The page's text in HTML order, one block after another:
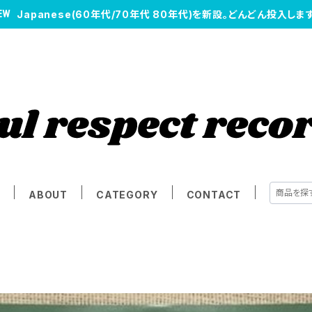
Japanese(60年代/70年代 80年代)を新設。どんどん投入します
ABOUT CATEGORY CONTACT